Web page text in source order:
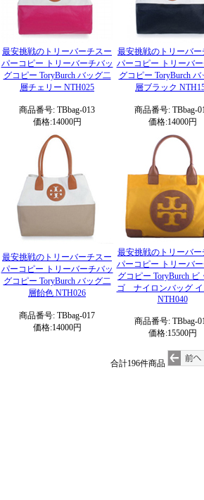
最安挑戦のトリーバーチスー
パーコピー トリーバーチバッ
グコピー ToryBurch バッグ二
層チェリー NTH025
商品番号: TBbag-013
価格:14000円
最安挑戦のトリーバー
パーコピー トリーバ
グコピー ToryBurch バ
層ブラック
商品番号: TBbag-
価格:14000円
最安挑戦のトリーバーチスー
パーコピー トリーバーチバッ
グコピー ToryBurch バッグ二
層飴色 NTH026
商品番号: TBbag-017
価格:14000円
最安挑戦のトリーバー
パーコピー トリーバ
グコピー ToryBurch ビ
ゴ ナイロンバッグ イ
NTH040
商品番号: TBbag-
価格:15500円
合計196件商品